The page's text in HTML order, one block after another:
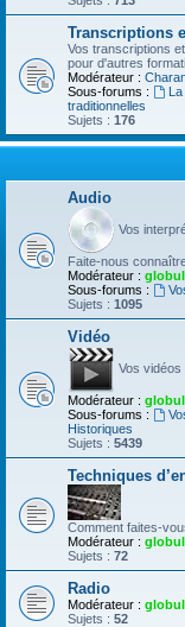
Transcriptions
Vos transcriptions
pour d'autres
Modérateur :
Sous-forums :
traditionnelles
Sujets : 176
Audio
Vos
Faite-nous
Modérateur :
Sous-forums :
Sujets : 1095
Vidéo
Vos vidéos
Modérateur :
Sous-forums :
Historiques
Sujets : 5439
Techniques
Comment faites-
Modérateur :
Sujets : 72
Radio
Modérateur :
Sujets : 52